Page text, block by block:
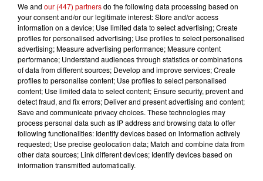
Constance Schaerer, alsacienne & la plus jeune française
à avoir gravi l'Everest
Crédit :Constance Schaerer, alsacienne & la plus jeune
française à avoir gravi l'Everest
Cinq mois après être devenue, à 26 ans, la plus jeune
Française à gravir l’Everest, Constance Schaerer
originaire d'Eschau, publie ce mercredi un livre qui
retrace sa quête des Sept sommets les plus hauts de
We and our (447) partnersdo the following data processing based on
your consent and/or our legitimate interest: Store and/or access
information on a device; Use limited data to select advertising; Create
profiles for personalised advertising; Use profiles to select personalised
advertising; Measure advertising performance; Measure content
performance; Understand audiences through statistics or combinations
of data from different sources; Develop and improve services; Create
profiles to personalise content; Use profiles to select personalised
content; Use limited data to select content; Ensure security, prevent and
detect fraud, and fix errors; Deliver and present advertising and content;
Save and communicate privacy choices. These technologies may
process personal data such as IP address and browsing data to offer
following functionalities: Identify devices based on information actively
requested; Use precise geolocation data; Match and combine data from
other data sources; Link different devices; Identify devices based on
information transmitted automatically.